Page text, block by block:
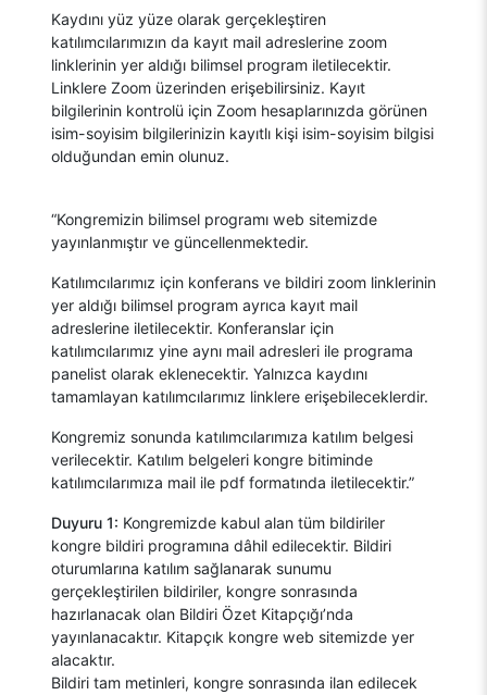
Kaydını yüz yüze olarak gerçekleştiren
katılımcılarımızın da kayıt mail adreslerine zoom
linklerinin yer aldığı bilimsel program iletilecektir.
Linklere Zoom üzerinden erişebilirsiniz. Kayıt
bilgilerinin kontrolü için Zoom hesaplarınızda görünen
isim-soyisim bilgilerinizin kayıtlı kişi isim-soyisim bilgisi
olduğundan emin olunuz.
“Kongremizin bilimsel programı web sitemizde
yayınlanmıştır ve güncellenmektedir.
Katılımcılarımız için konferans ve bildiri zoom linklerinin
yer aldığı bilimsel program ayrıca kayıt mail
adreslerine iletilecektir. Konferanslar için
katılımcılarımız yine aynı mail adresleri ile programa
panelist olarak eklenecektir. Yalnızca kaydını
tamamlayan katılımcılarımız linklere erişebileceklerdir.
Kongremiz sonunda katılımcılarımıza katılım belgesi
verilecektir. Katılım belgeleri kongre bitiminde
katılımcılarımıza mail ile pdf formatında iletilecektir.”
Duyuru 1: Kongremizde kabul alan tüm bildiriler
kongre bildiri programına dâhil edilecektir. Bildiri
oturumlarına katılım sağlanarak sunumu
gerçekleştirilen bildiriler, kongre sonrasında
hazırlanacak olan Bildiri Özet Kitapçığı’nda
yayınlanacaktır. Kitapçık kongre web sitemizde yer
alacaktır.
Bildiri tam metinleri, kongre sonrasında ilan edilecek